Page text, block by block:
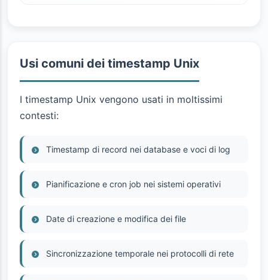
Usi comuni dei timestamp Unix
I timestamp Unix vengono usati in moltissimi
contesti:
Timestamp di record nei database e voci di log
Pianificazione e cron job nei sistemi operativi
Date di creazione e modifica dei file
Sincronizzazione temporale nei protocolli di rete